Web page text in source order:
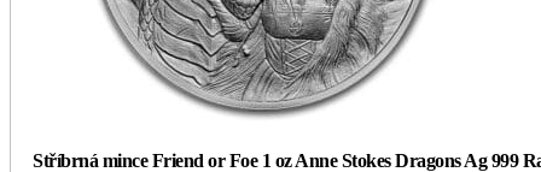
Stříbrná mince Friend or Foe 1 oz Anne Stokes Dragons Ag 999